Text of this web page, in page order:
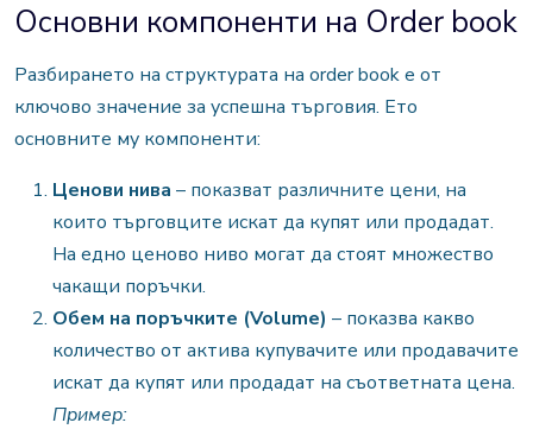
Основни компоненти на Order book
Разбирането на структурата на order book е от
ключово значение за успешна търговия. Ето
основните му компоненти:
Ценови нива – показват различните цени, на
които търговците искат да купят или продадат.
На едно ценово ниво могат да стоят множество
чакащи поръчки.
Обем на поръчките (Volume) – показва какво
количество от актива купувачите или продавачите
искат да купят или продадат на съответната цена.
Пример: